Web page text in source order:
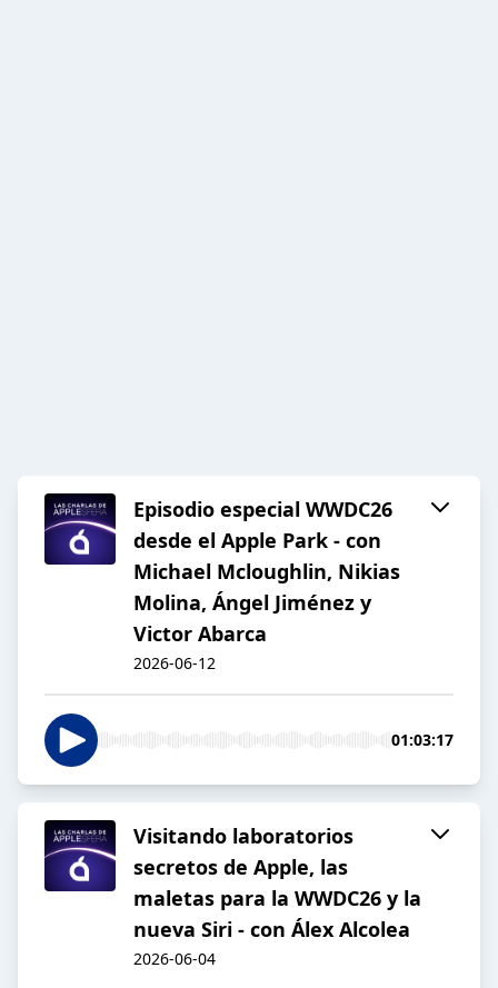
Episodio especial WWDC26
desde el Apple Park - con
Michael Mcloughlin, Nikias
Molina, Ángel Jiménez y
Victor Abarca
2026-06-12
01:03:17
Visitando laboratorios
secretos de Apple, las
maletas para la WWDC26 y la
nueva Siri - con Álex Alcolea
2026-06-04